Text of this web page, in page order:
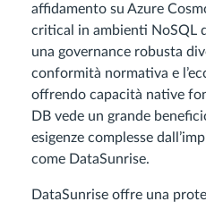
affidamento su Azure
critical in ambienti NoSQL
una governance robusta
conformità normativa e
offrendo capacità native
DB vede un grande
esigenze complesse
come DataSunrise.
DataSunrise offre una